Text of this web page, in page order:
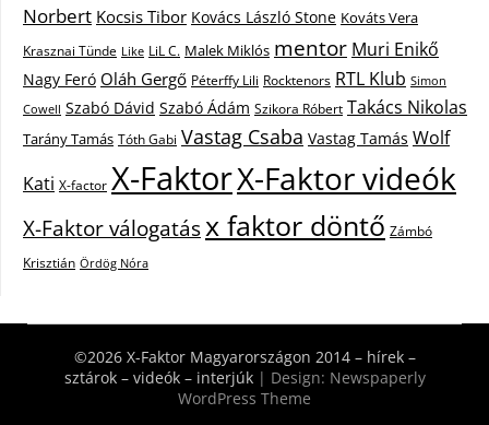
Norbert Kocsis Tibor Kovács László Stone Kováts Vera
Krasznai Tünde Like LiL C. Malek Miklós mentor Muri Enikő
Nagy Feró Oláh Gergő Péterffy Lili Rocktenors RTL Klub Simon
Cowell Szabó Dávid Szabó Ádám Szikora Róbert Takács Nikolas
Tarány Tamás Tóth Gabi Vastag Csaba Vastag Tamás Wolf
Kati X-factor X-FaktorX-Faktor videók
X-Faktor válogatásx faktor döntő Zámbó
Krisztián Ördög Nóra
©2026 X-Faktor Magyarországon 2014 – hírek –
sztárok – videók – interjúk | Design: Newspaperly
WordPress Theme